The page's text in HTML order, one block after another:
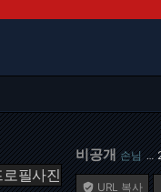
비공개 손님 …
 URL 복사